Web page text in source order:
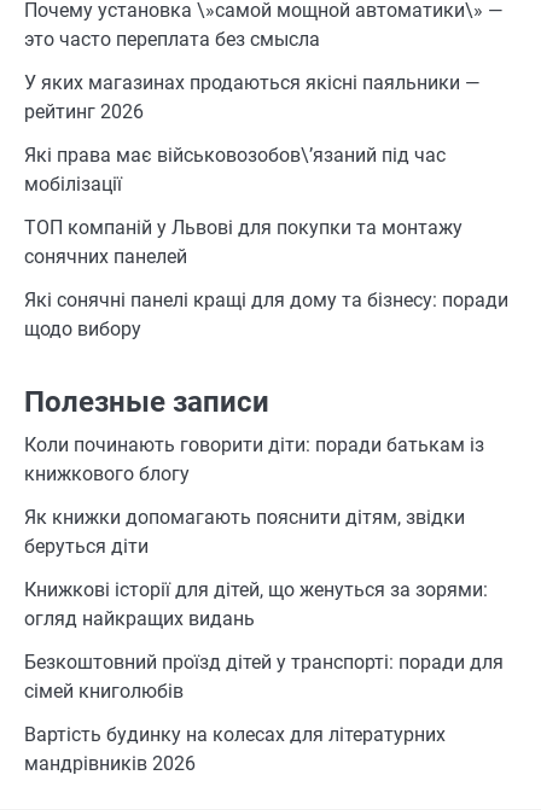
Почему установка \»самой мощной автоматики\» —
это часто переплата без смысла
У яких магазинах продаються якісні паяльники —
рейтинг 2026
Які права має військовозобов\’язаний під час
мобілізації
ТОП компаній у Львові для покупки та монтажу
сонячних панелей
Які сонячні панелі кращі для дому та бізнесу: поради
щодо вибору
Полезные записи
Коли починають говорити діти: поради батькам із
книжкового блогу
Як книжки допомагають пояснити дітям, звідки
беруться діти
Книжкові історії для дітей, що женуться за зорями:
огляд найкращих видань
Безкоштовний проїзд дітей у транспорті: поради для
сімей книголюбів
Вартість будинку на колесах для літературних
мандрівників 2026